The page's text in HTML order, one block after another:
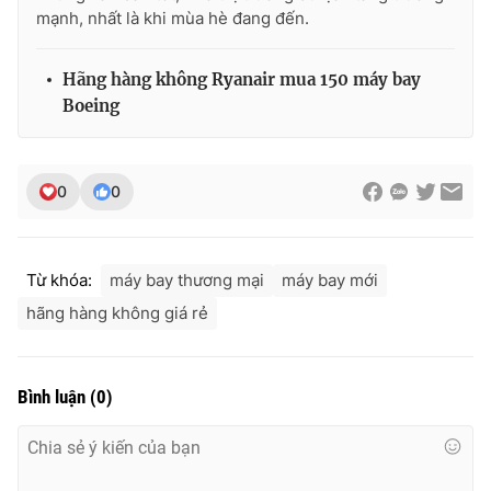
THỜI BÁO VTV
Cơ quan chủ quản:Đài Truyền hình Việt Nam
Cơ quan báo chí:Thời báo VTV
Tổng Biên tập:
Nguyễn Trọng Ninh
mạnh, nhất là khi mùa hè đang đến.
Hãng hàng không Ryanair mua 150 máy bay
Boeing
0 0
Từ khóa: máy bay thương mại
máy bay mới
hãng hàng không giá rẻ
Bình luận (0)